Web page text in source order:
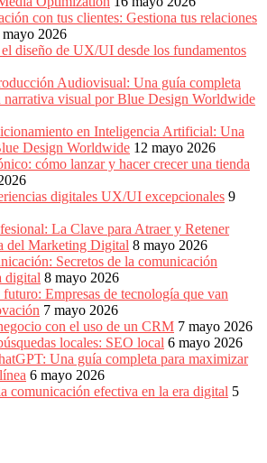
con tus clientes: Gestiona tus relaciones
mayo 2026
diseño de UX/UI desde los fundamentos
Audiovisual: Una guía completa
narrativa visual por Blue Design Worldwide
en Inteligencia Artificial: Una
Design Worldwide 12 mayo 2026
cómo lanzar y hacer crecer una tienda
digitales UX/UI excepcionales 9
La Clave para Atraer y Retener
del Marketing Digital 8 mayo 2026
Secretos de la comunicación
digital 8 mayo 2026
Empresas de tecnología que van
7 mayo 2026
con el uso de un CRM 7 mayo 2026
locales: SEO local 6 mayo 2026
Una guía completa para maximizar
6 mayo 2026
comunicación efectiva en la era digital 5